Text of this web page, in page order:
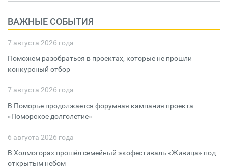
ВАЖНЫЕ СОБЫТИЯ
7 августа 2026 года
Поможем разобраться в проектах, которые не прошли
конкурсный отбор
7 августа 2026 года
В Поморье продолжается форумная кампания проекта
«Поморское долголетие»
6 августа 2026 года
В Холмогорах прошёл семейный экофестиваль «Живица» под
открытым небом